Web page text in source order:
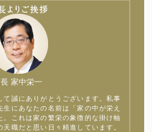
家中栄一
て誠にありがとうございます。私事
にあなたの名前は「家の中が栄え
。これは家の繁栄の象徴的な掛け軸
職だと思い日々精進しています。